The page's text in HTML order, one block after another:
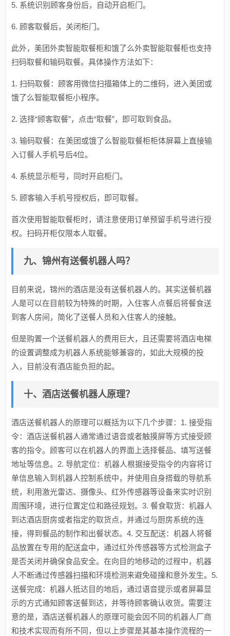
5. 系统识别顾客身份后，自动开启柜门。
6. 顾客取餐后，关闭柜门。
此外，美团外卖智能取餐柜和饿了么外卖智能取餐柜也支持
扫码取餐和输码取餐。具体操作方法如下：
1. 扫码取餐：顾客用微信扫描箱体上的二维码，进入美团或
饿了么智能取餐柜小程序。
2. 选择“顾客取餐”，点击“取餐”，即可取到食品。
3. 输码取餐：在美团或饿了么智能取餐柜柜体屏幕上直接输
入订餐人手机号后4位。
4. 系统显示柜号，同时开启柜门。
5. 顾客输入手机号授权后，即可取餐。
首次使用智能取餐柜时，请注意使用订单预留手机号进行授
权。扫码开柜仅限本人取餐。
九、锦州有送餐机器人吗？
目前来说，锦州的酒店是没有送餐机器人的。其实送餐机器
人是可以在目前较为特殊的时期，入住客人点餐后将餐食送
到客人房间，简化了送餐人员和入住客人的接触。
但是购置一个送餐机器人的费用巨大，且还需要将酒店电梯
的设置调整成为机器人系统能够兼容的，如此大规模的投
入，目前没有酒店能负担的起。
十、酒店送餐机器人原理？
酒店送餐机器人的原理可以概括为以下几个步骤：1. 接受指
令：酒店送餐机器人通常通过语音或者触摸屏等方式接受顾
客的指令。顾客可以在机器人的界面上选择餐品、填写送餐
地址等信息。2. 导航定位：机器人根据接受指令的内容将订
单信息输入到机器人控制系统中，并使用自身搭载的导航系
统，利用激光雷达、摄像头、红外传感器等设备来实时识别
周围环境，进行位置定位和路径规划。3. 餐食取货：机器人
到达酒店厨房或者指定的取货点，并通过与厨房系统的连
接，得到餐品的制作和出餐状态。4. 交互配送：机器人将餐
品放置在专用的配送盒中，通过红外传感器等方式检测盒子
是否关闭并确保食品安全。在向目的地移动的过程中，机器
人不断通过传感器扫描和环境检测来避免碰撞和意外发生。5.
送餐完成：机器人抵达目的地后，通过语音提示或者屏幕显
示的方式通知顾客送餐到达，并等待顾客确认收货。需要注
意的是，酒店送餐机器人的原理可能会因不同的机器人厂商
和技术实现而有所不同，但以上步骤是其基本操作流程的一